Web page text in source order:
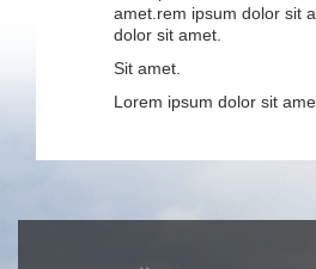
amet.rem ipsum dolor sit
dolor sit amet.
Sit amet.
Lorem ipsum dolor sit